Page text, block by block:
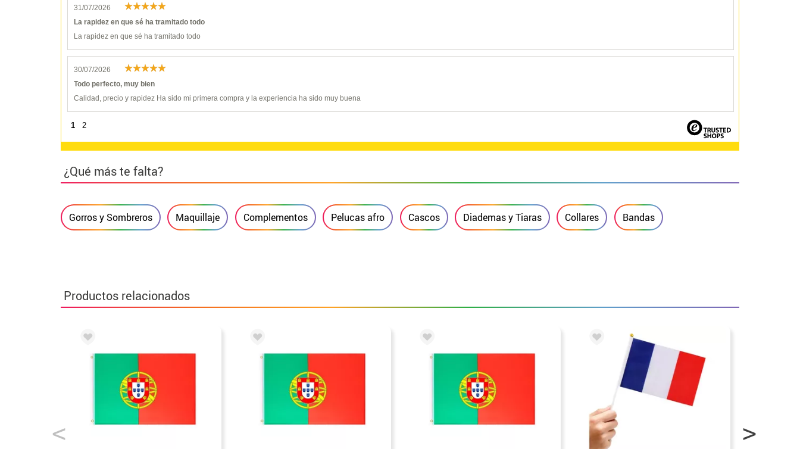
31/07/2026
La rapidez en que sé ha tramitado todo
La rapidez en que sé ha tramitado todo
30/07/2026
Todo perfecto, muy bien
Calidad, precio y rapidez Ha sido mi primera compra y la experiencia ha sido muy buena
1 2
¿Qué más te falta?
Gorros y Sombreros Maquillaje Complementos Pelucas afro Cascos Diademas y Tiaras Collares Bandas
Productos relacionados